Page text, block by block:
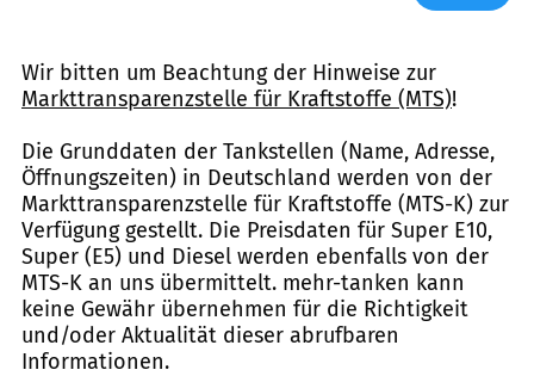
Wir bitten um Beachtung der Hinweise zur
Markttransparenzstelle für Kraftstoffe (MTS)!
Die Grunddaten der Tankstellen (Name, Adresse,
Öffnungszeiten) in Deutschland werden von der
Markttransparenzstelle für Kraftstoffe (MTS-K) zur
Verfügung gestellt. Die Preisdaten für Super E10,
Super (E5) und Diesel werden ebenfalls von der
MTS-K an uns übermittelt. mehr-tanken kann
keine Gewähr übernehmen für die Richtigkeit
und/oder Aktualität dieser abrufbaren
Informationen.